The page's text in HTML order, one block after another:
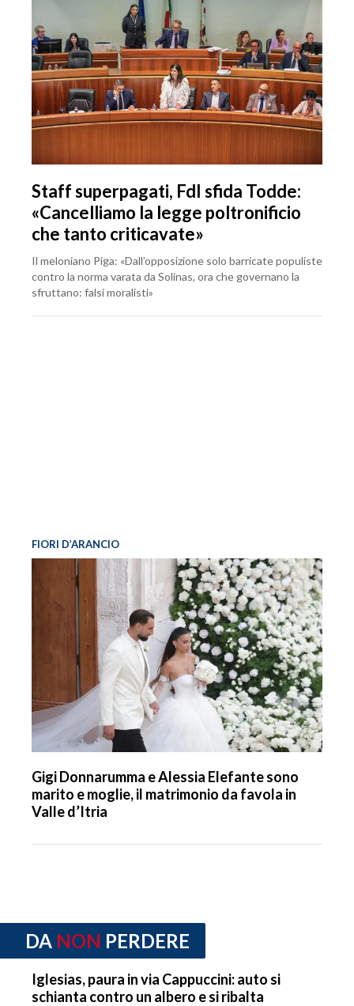
Staff superpagati, FdI sfida Todde:
«Cancelliamo la legge poltronificio
che tanto criticavate»
Il meloniano Piga: «Dall’opposizione solo barricate populiste
contro la norma varata da Solinas, ora che governano la
sfruttano: falsi moralisti»
FIORI D’ARANCIO
Gigi Donnarumma e Alessia Elefante sono
marito e moglie, il matrimonio da favola in
Valle d’Itria
DA NON PERDERE
Iglesias, paura in via Cappuccini: auto si
schianta contro un albero e si ribalta